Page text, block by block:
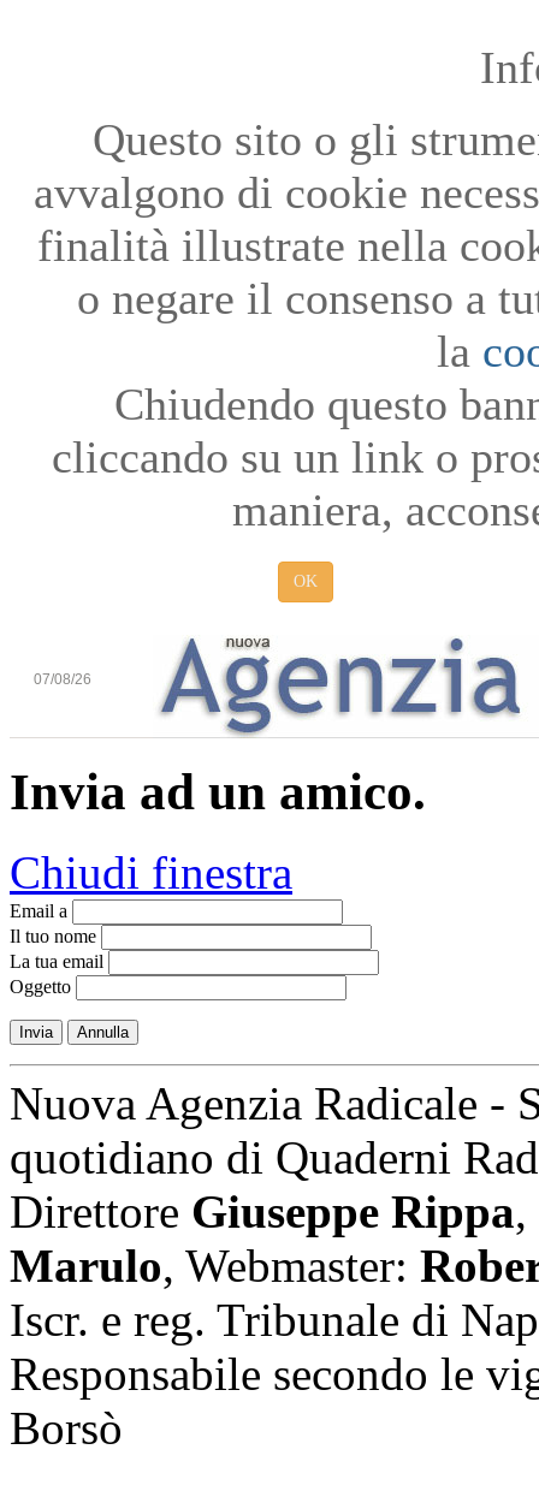
Questo sito o gli
avvalgono di cookie
finalità illustrate nella
o negare il consenso a
la
Chiudendo questo
cliccando su un link o
maniera,
OK
07/08/26
Invia ad un amico.
Chiudi finestra
Email a
Il tuo nome
La tua email
Oggetto
Invia Annulla
Nuova Agenzia Radicale -
quotidiano di Quaderni
Direttore Giuseppe Rippa,
Marulo, Webmaster:
Iscr. e reg. Tribunale di
Responsabile secondo le
Borsò